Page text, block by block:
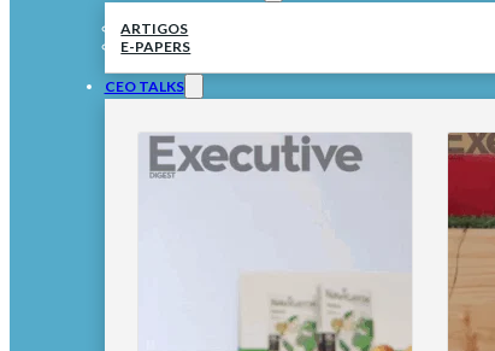
ARTIGOS
E-PAPERS
CEO TALKS